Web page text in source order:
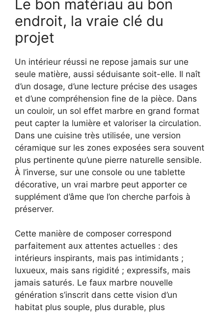
Le bon matériau au bon
endroit, la vraie clé du
projet
Un intérieur réussi ne repose jamais sur une
seule matière, aussi séduisante soit-elle. Il naît
d’un dosage, d’une lecture précise des usages
et d’une compréhension fine de la pièce. Dans
un couloir, un sol effet marbre en grand format
peut capter la lumière et valoriser la circulation.
Dans une cuisine très utilisée, une version
céramique sur les zones exposées sera souvent
plus pertinente qu’une pierre naturelle sensible.
À l’inverse, sur une console ou une tablette
décorative, un vrai marbre peut apporter ce
supplément d’âme que l’on cherche parfois à
préserver.
Cette manière de composer correspond
parfaitement aux attentes actuelles : des
intérieurs inspirants, mais pas intimidants ;
luxueux, mais sans rigidité ; expressifs, mais
jamais saturés. Le faux marbre nouvelle
génération s’inscrit dans cette vision d’un
habitat plus souple, plus durable, plus